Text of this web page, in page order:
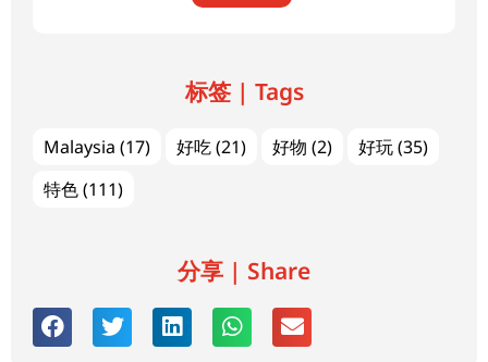
标签 | Tags
Malaysia (17) 好吃(21) 好物 (2) 好玩(35)
特色(111)
分享 | Share